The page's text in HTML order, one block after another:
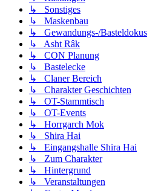
↳ Sonstiges
↳ Maskenbau
↳ Gewandungs-/Basteldokus
↳ Asht Râk
↳ CON Planung
↳ Bastelecke
↳ Claner Bereich
↳ Charakter Geschichten
↳ OT-Stammtisch
↳ OT-Events
↳ Horrgarch Mok
↳ Shira Hai
↳ Eingangshalle Shira Hai
↳ Zum Charakter
↳ Hintergrund
↳ Veranstaltungen